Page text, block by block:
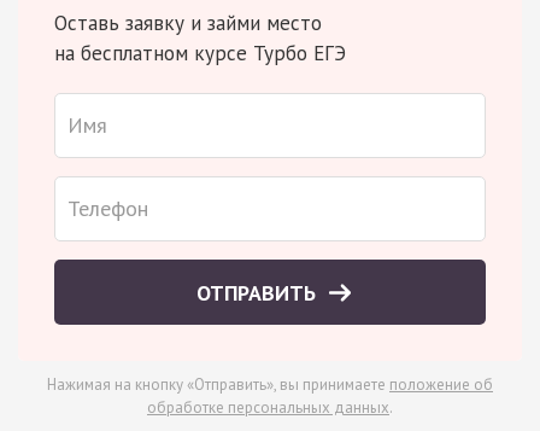
Оставь заявку и займи место
на бесплатном курсе Турбо ЕГЭ
ОТПРАВИТЬ
Нажимая на кнопку «Отправить», вы принимаете положение об
обработке персональных данных.